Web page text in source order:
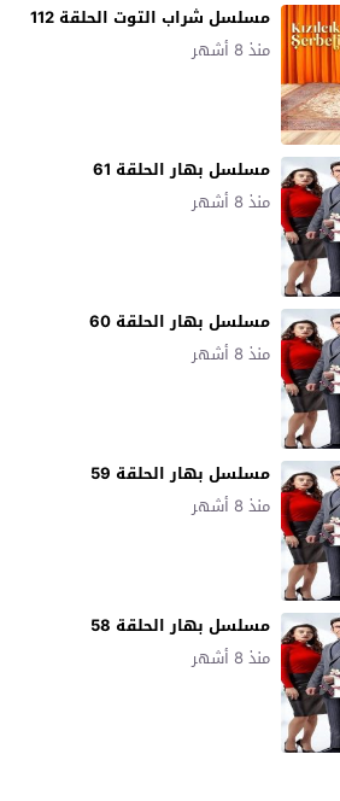
مسلسل شراب التوت الحلقة 112
منذ 8 أشهر
مسلسل بهار الحلقة 61
منذ 8 أشهر
مسلسل بهار الحلقة 60
منذ 8 أشهر
مسلسل بهار الحلقة 59
منذ 8 أشهر
مسلسل بهار الحلقة 58
منذ 8 أشهر